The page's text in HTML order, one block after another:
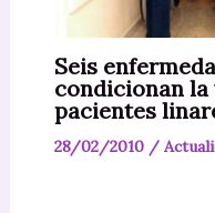
Seis
condicionan la
pacientes
28/02/2010 /